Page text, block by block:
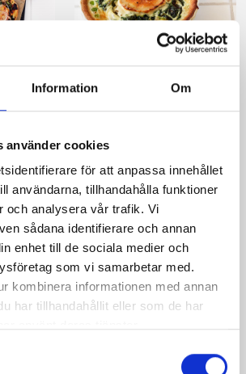
Information Om
använder cookies
för att anpassa innehållet
användarna, tillhandahålla funktioner
och analysera vår trafik. Vi
sådana identifierare och annan
enhet till de sociala medier och
som vi samarbetar med.
kombinera informationen med annan
har tillhandahållit eller som de har
Tarteletter med
med